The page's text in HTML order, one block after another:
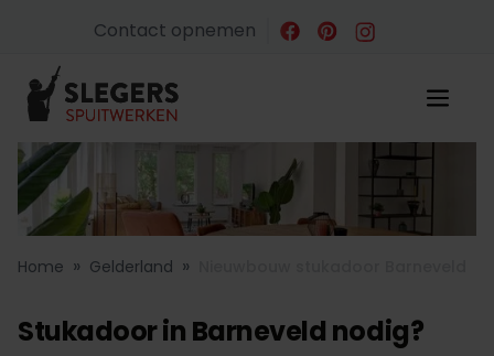
Contact opnemen
Home » Gelderland »
Stukadoor in Barneveld nodig?